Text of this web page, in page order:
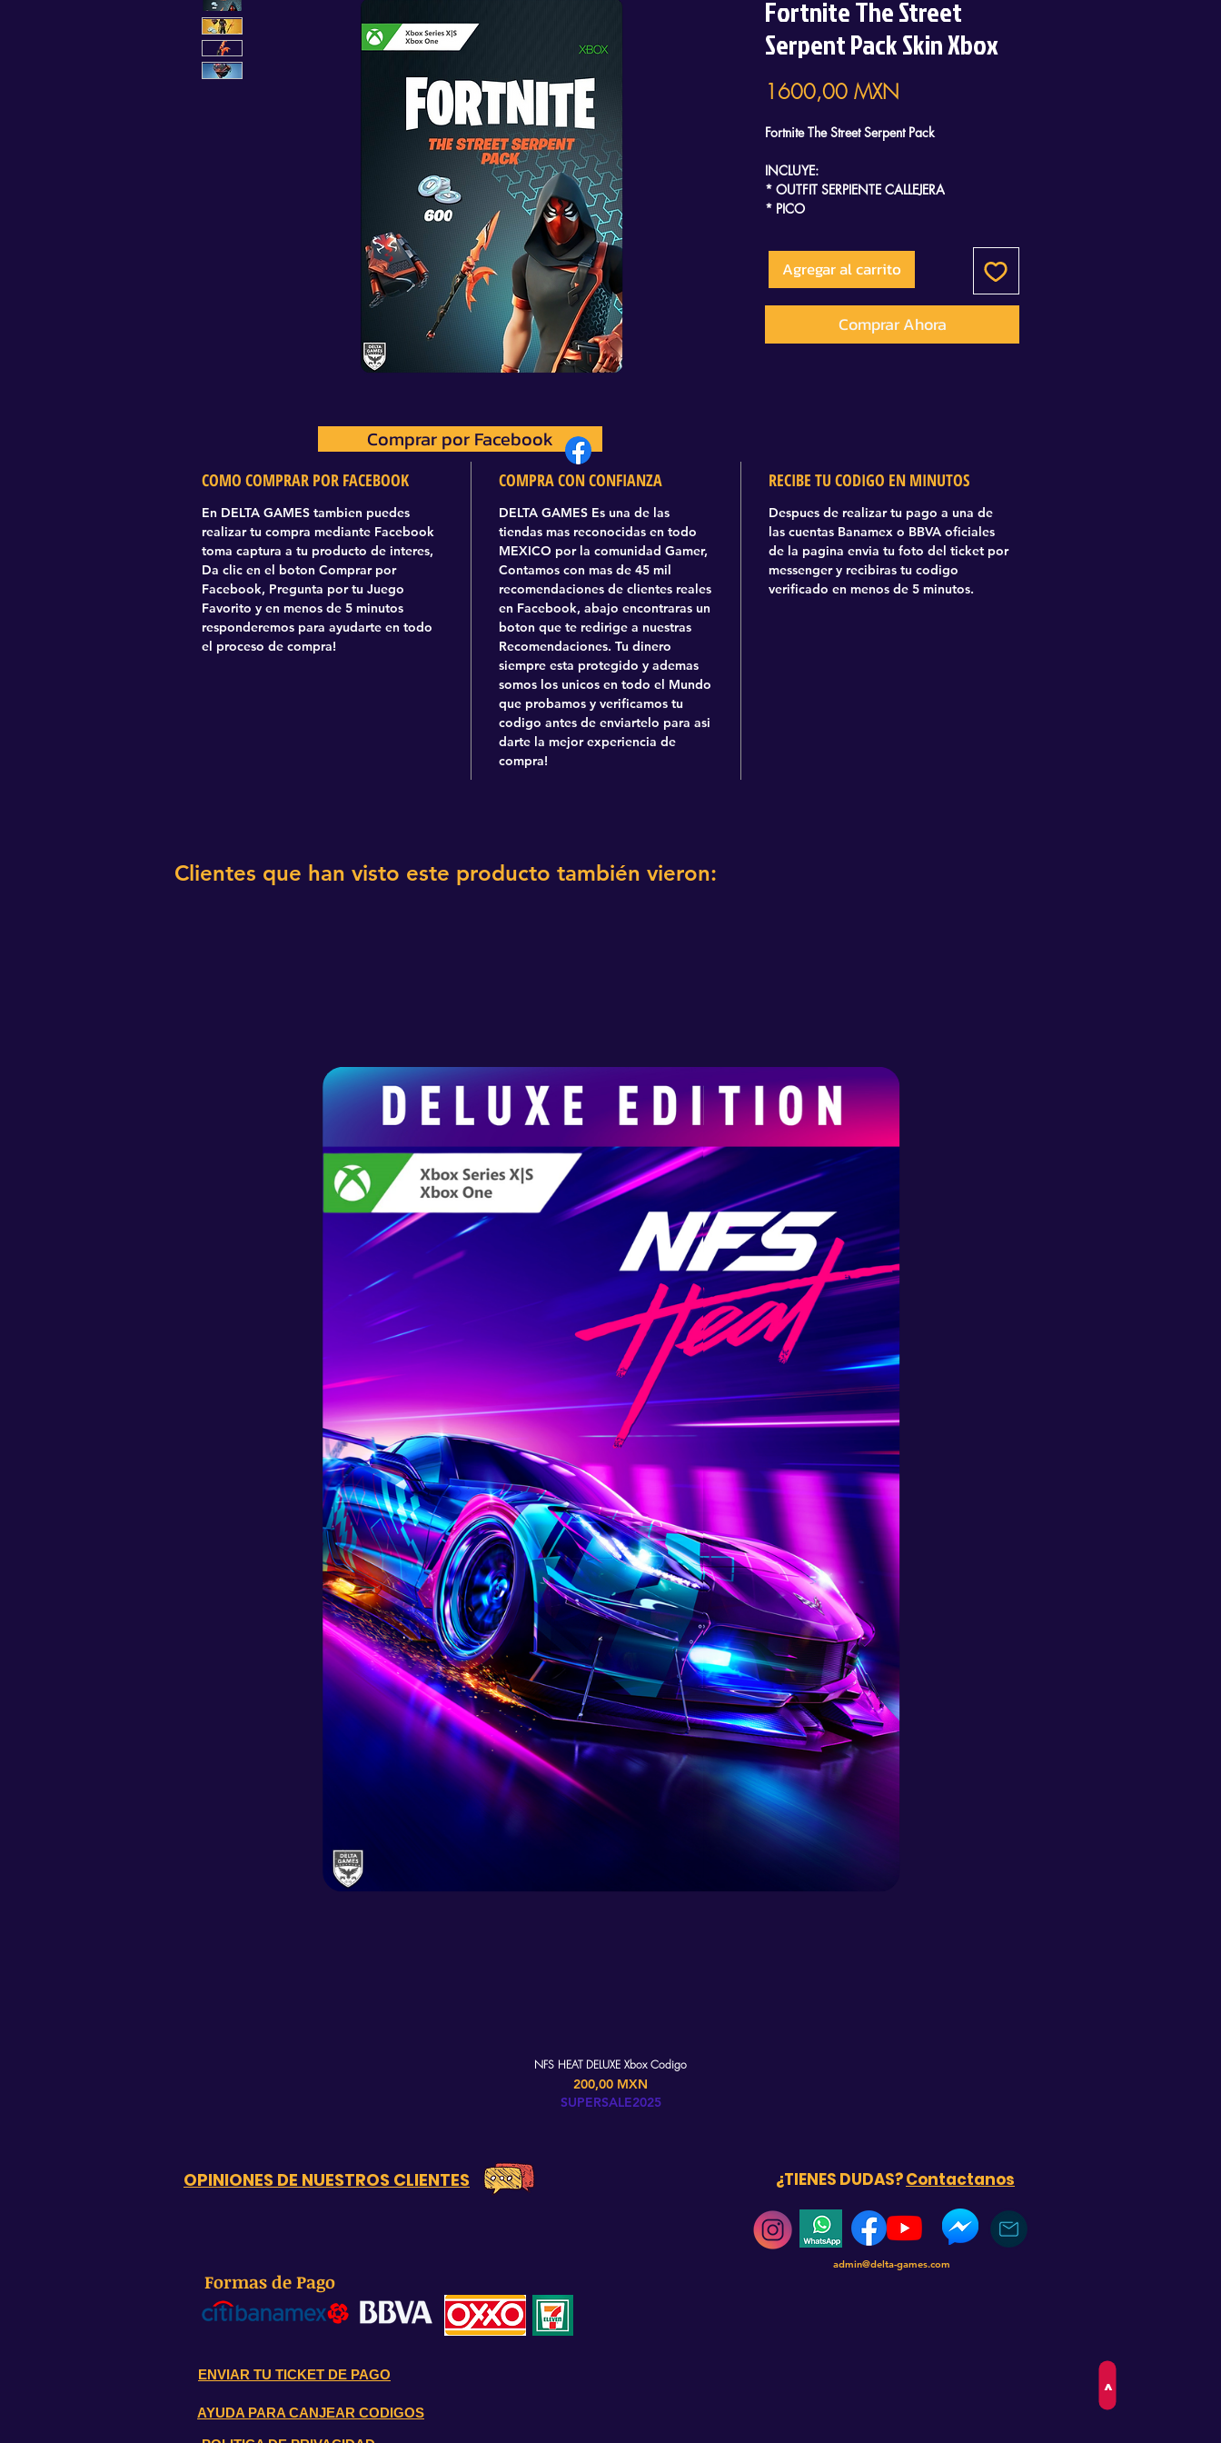
Comprar por Facebook
Fortnite The Street
Serpent Pack Skin Xbox
1600,00 MXN
Fortnite The Street Serpent Pack
INCLUYE:
* OUTFIT SERPIENTE CALLEJERA
* PICO
* 600 PAVOS
Agregar al carrito
Comprar Ahora
COMO COMPRAR POR FACEBOOK
En DELTA GAMES tambien puedes
realizar tu compra mediante Facebook
toma captura a tu producto de interes,
Da clic en el boton Comprar por
Facebook, Pregunta por tu Juego
Favorito y en menos de 5 minutos
responderemos para ayudarte en todo
el proceso de compra!
COMPRA CON CONFIANZA
DELTA GAMES Es una de las
tiendas mas reconocidas en todo
MEXICO por la comunidad Gamer,
Contamos con mas de 45 mil
recomendaciones de clientes reales
en Facebook, abajo encontraras un
boton que te redirige a nuestras
Recomendaciones. Tu dinero
siempre esta protegido y ademas
somos los unicos en todo el Mundo
que probamos y verificamos tu
codigo antes de enviartelo para asi
darte la mejor experiencia de
compra!
RECIBE TU CODIGO EN MINUTOS
Despues de realizar tu pago a una de
las cuentas Banamex o BBVA oficiales
de la pagina envia tu foto del ticket por
messenger y recibiras tu codigo
verificado en menos de 5 minutos.
Comprar por Facebook
Clientes que han visto este producto también vieron:
NFS HEAT DELUXE Xbox Codigo
Precio
200,00 MXN
SUPERSALE2025
>
OPINIONES DE NUESTROS CLIENTES ¿TIENES DUDAS?Contactanos
admin@delta-games.com
Formas de Pago
ENVIAR TU TICKET DE PAGO
AYUDA PARA CANJEAR CODIGOS